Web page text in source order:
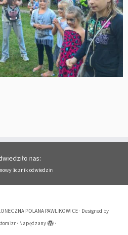
nas:
POLANA PAWLIKOWICE · Designed by
· Napędzany ·